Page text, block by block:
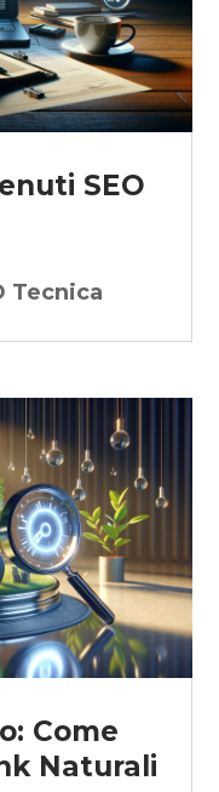
SEO
Tecnica
Come
Naturali